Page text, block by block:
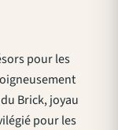
pour les
Brick, joyau
pour les